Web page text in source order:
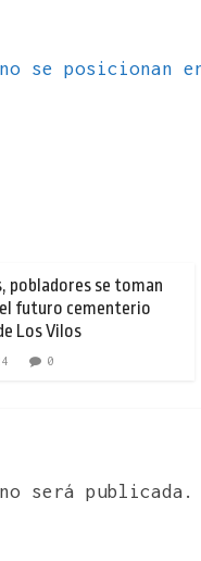
se posicionan
pobladores se toman
futuro cementerio
Los Vilos
0
será publicada.